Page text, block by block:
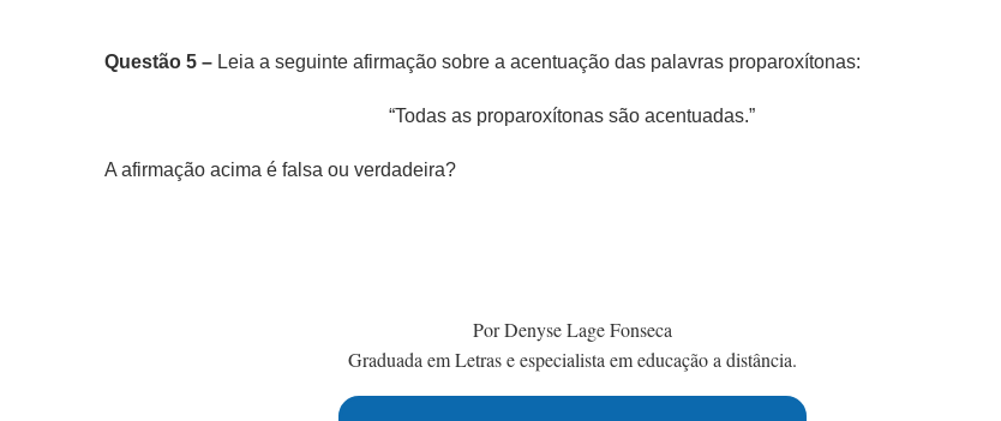
Questão 5 – Leia a seguinte afirmação sobre a acentuação das palavras proparoxítonas:
“Todas as proparoxítonas são acentuadas.”
A afirmação acima é falsa ou verdadeira?
Por Denyse Lage Fonseca
Graduada em Letras e especialista em educação a distância.